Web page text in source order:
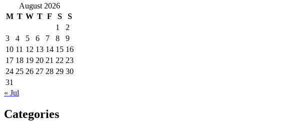
August 2026
M T W T F S
S
1
2
3
4 5 6 7 8
9
10 11 12 13 14 15 16
17 18 19 20 21 22 23
24 25 26 27 28 29 30
31
« Jul
Categories